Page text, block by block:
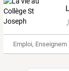
Emploi,